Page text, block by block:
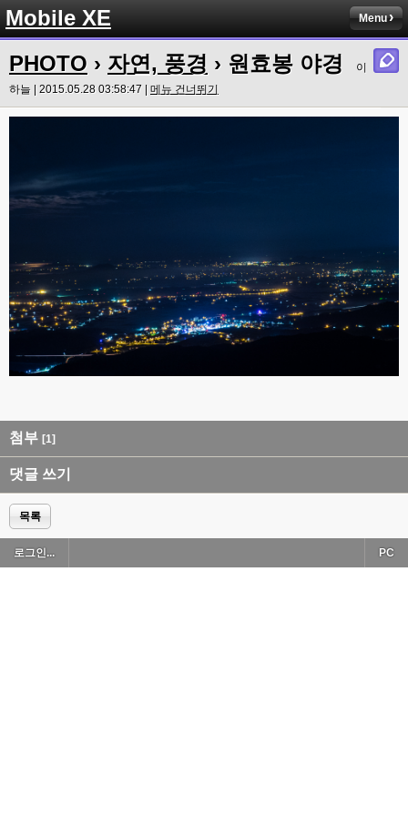
Mobile XE Menu
PHOTO › 자연, 풍경 › 원효봉 야경
이
하늘 | 2015.05.28 03:58:47 | 메뉴 건너뛰기
첨부 [1]
댓글 쓰기
목록
로그인... PC